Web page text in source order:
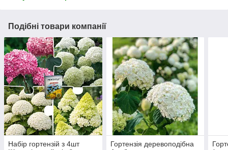
Подібні товари компанії
Набір гортензій з 4шт
Гортензія деревоподібна